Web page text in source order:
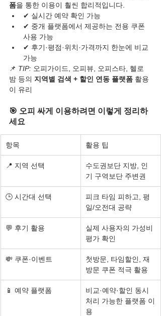
폼을 통한 이용이 훨씬 합리적입니다.
✔ 실시간 예약 확인 가능
✔ 중개 플랫폼에서 제공하는 전용 쿠폰
사용 가능
✔ 후기·평점·위치·가격까지 한눈에 비교
가능
📌 TIP: 오피가이드, 오피뷰, 오피스타, 헬로
밤 등의 지역별 검색 + 할인 연동 플랫폼 활용
이 유리
🎯 오피 싸게 이용하려면 이렇게 정리하
세요
항목 활용 팁
📍 지역 선택
수도권보단 지방, 인
기 구역보단 주변권
🕒 시간대 선택
피크 타임 피하고, 평
일/오전대 공략
💬 후기 활용
실제 사용자의 가성비
평가 확인
💸 쿠폰·이벤트
첫방문, 타임할인, 재
방문 쿠폰 적극 활용
📱 예약 플랫폼
비교·예약·할인 동시
처리 가능한 플랫폼 이
용